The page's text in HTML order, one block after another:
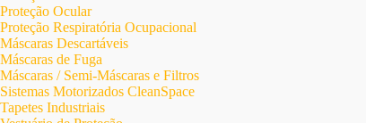
Proteção Ocular
Proteção Respiratória Ocupacional
Máscaras Descartáveis
Máscaras de Fuga
Máscaras / Semi-Máscaras e Filtros
Sistemas Motorizados CleanSpace
Tapetes Industriais